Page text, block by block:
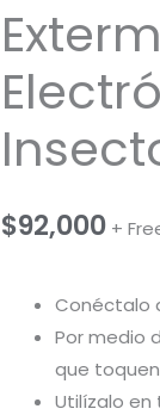
$92,000 +
Conéctalo
Por medio
que
Utilízalo en